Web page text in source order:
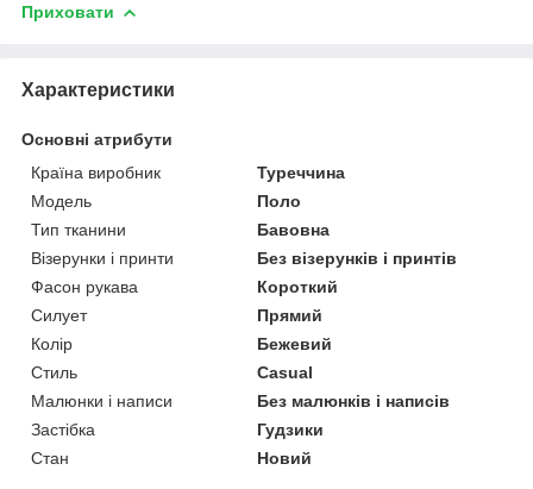
Приховати
Характеристики
Основні атрибути
Країна виробник
Туреччина
Модель
Поло
Тип тканини
Бавовна
Візерунки і принти
Без візерунків і принтів
Фасон рукава
Короткий
Силует
Прямий
Колір
Бежевий
Стиль
Casual
Малюнки і написи
Без малюнків і написів
Застібка
Гудзики
Стан
Новий